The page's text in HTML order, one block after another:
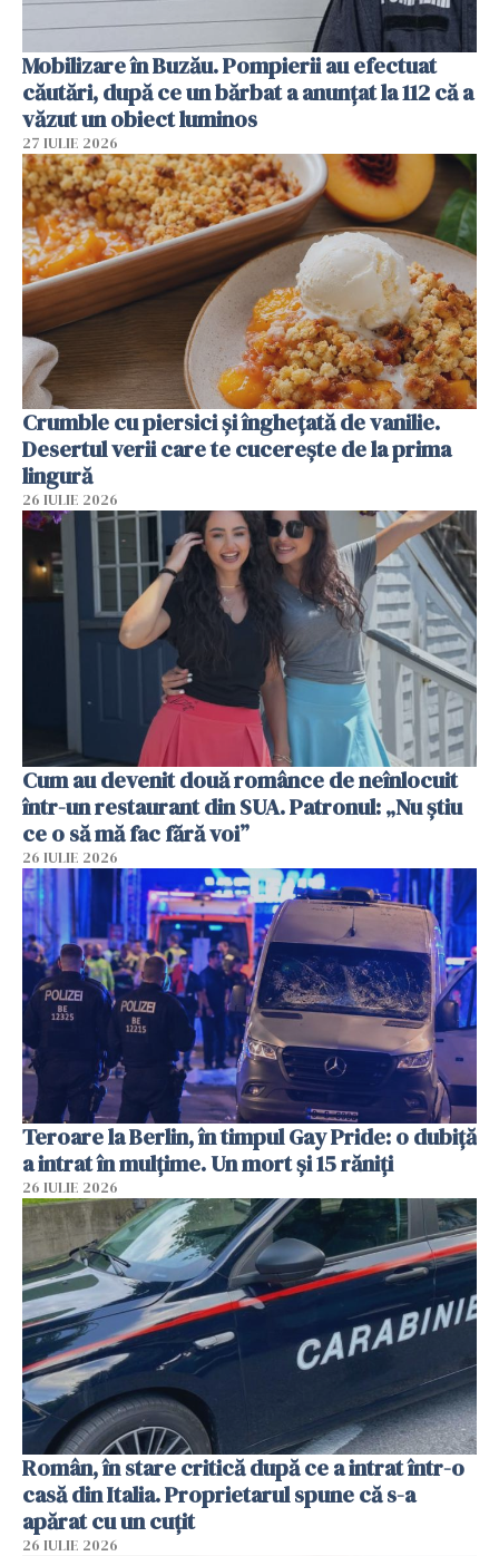
Mobilizare în Buzău. Pompierii au efectuat
căutări, după ce un bărbat a anunțat la 112 că a
văzut un obiect luminos
27 IULIE 2026
Crumble cu piersici și înghețată de vanilie.
Desertul verii care te cucerește de la prima
lingură
26 IULIE 2026
Cum au devenit două românce de neînlocuit
într-un restaurant din SUA. Patronul: „Nu știu
ce o să mă fac fără voi”
26 IULIE 2026
Teroare la Berlin, în timpul Gay Pride: o dubiță
a intrat în mulțime. Un mort și 15 răniți
26 IULIE 2026
Român, în stare critică după ce a intrat într-o
casă din Italia. Proprietarul spune că s-a
apărat cu un cuțit
26 IULIE 2026